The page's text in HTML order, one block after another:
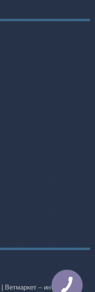
| Ветмаркет – интернет-
КНОПКА
СВЯЗИ